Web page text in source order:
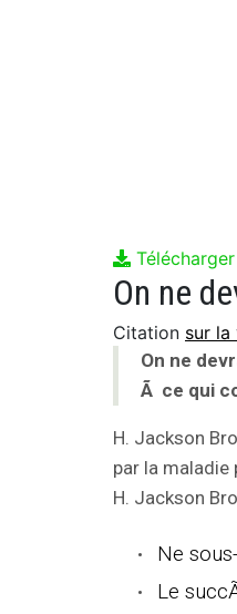
Télécharger
Citation sur la
On ne
Ã ce qui
H. Jackson
par la
H. Jackson
Ne
Le